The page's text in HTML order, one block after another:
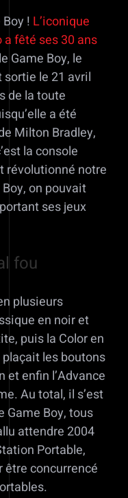
! L’iconique
fêté ses 30 ans
Game Boy, le
le 21 avril
de la toute
a été
Milton Bradley,
la console
révolutionné notre
on pouvait
ses jeux
fou
plusieurs
en noir et
puis la Color en
plaçait les boutons
et enfin l’Advance
Au total, il s’est
Game Boy, tous
attendre 2004
Portable,
être concurrencé